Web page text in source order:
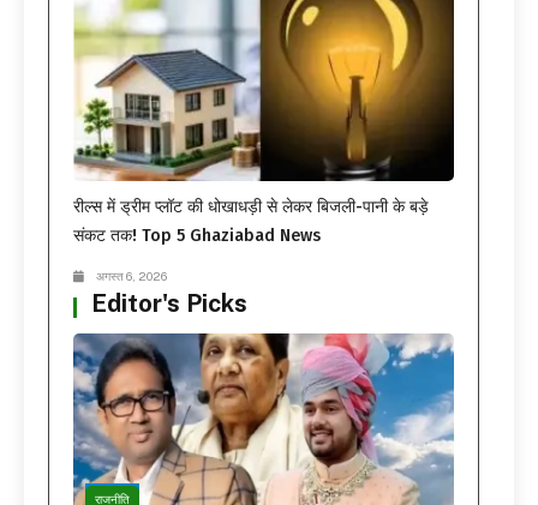
रील्स में ड्रीम प्लॉट की धोखाधड़ी से लेकर बिजली-पानी के बड़े
संकट तक! Top 5 Ghaziabad News
अगस्त 6, 2026
Editor's Picks
राजनीति